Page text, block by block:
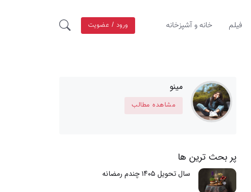
فیلم خانه و آشپزخانه ورود / عضویت
مینو
مشاهده مطالب
پر بحث ترین ها
سال تحویل ۱۴۰۵ چندم رمضانه